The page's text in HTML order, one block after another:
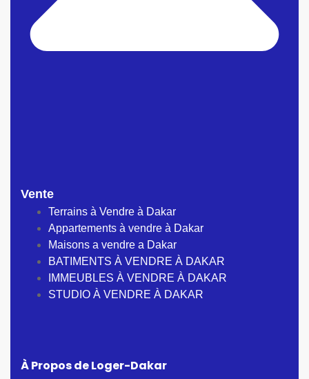
Vente
Terrains à Vendre à Dakar
Appartements à vendre à Dakar
Maisons a vendre a Dakar
BATIMENTS À VENDRE À DAKAR
IMMEUBLES À VENDRE À DAKAR
STUDIO À VENDRE À DAKAR
À Propos de Loger-Dakar